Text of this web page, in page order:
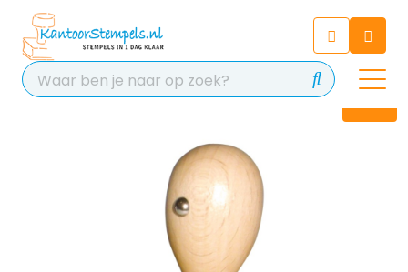
Chat 24/7 met onze chatbot
voor hulp
Contact